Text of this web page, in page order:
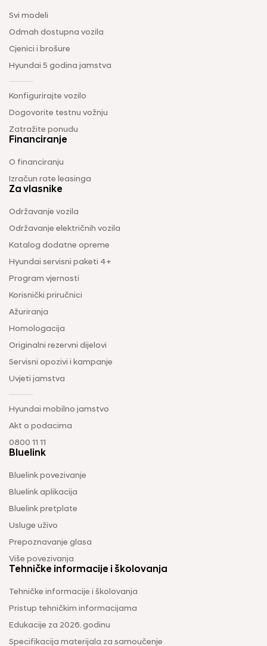
Svi modeli
Odmah dostupna vozila
Cjenici i brošure
Hyundai 5 godina jamstva
Konfigurirajte vozilo
Dogovorite testnu vožnju
Zatražite ponudu
Financiranje
O financiranju
Izračun rate leasinga
Za vlasnike
Održavanje vozila
Održavanje električnih vozila
Katalog dodatne opreme
Hyundai servisni paketi 4+
Program vjernosti
Korisnički priručnici
Ažuriranja
Homologacija
Originalni rezervni dijelovi
Servisni opozivi i kampanje
Uvjeti jamstva
Hyundai mobilno jamstvo
Akt o podacima
0800 11 11
Bluelink
Bluelink povezivanje
Bluelink aplikacija
Bluelink pretplate
Usluge uživo
Prepoznavanje glasa
Više povezivanja
Tehničke informacije i školovanja
Tehničke informacije i školovanja
Pristup tehničkim informacijama
Edukacije za 2026. godinu
Specifikacija materijala za samoučenje